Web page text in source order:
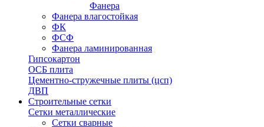
Фанера
Фанера влагостойкая
ФК
ФСФ
Фанера ламинированная
Гипсокартон
ОСБ плита
Цементно-стружечные плиты (цсп)
ДВП
Строительные сетки
Сетки металлические
Сетки сварные